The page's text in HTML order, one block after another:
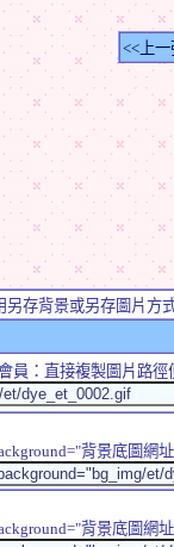
<<上一
存背景或另存圖片方
員：直接複製圖片路
背景底圖網
背景底圖網